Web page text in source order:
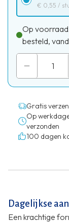
€ 0,55 /
Op
besteld,
Gratis
Op
verzonden
100 dagen
Dagelijkse
Een krachtige